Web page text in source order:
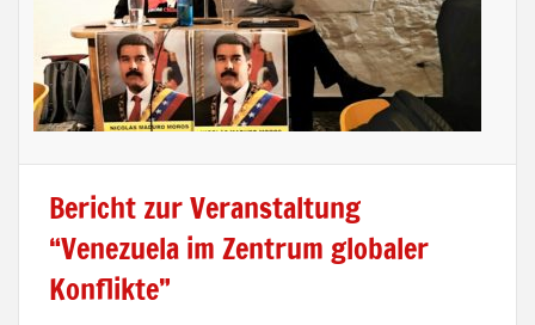
Bericht zur Veranstaltung
“Venezuela im Zentrum globaler
Konflikte”